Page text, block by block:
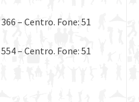
– Centro. Fone: 51
– Centro. Fone: 51